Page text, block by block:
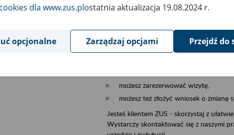
ZUS,
możesz złożyć wniosek o wydanie
masz dostęp do zwolnień lekarskich
Jeśli jesteś świadczeniobiorcą
masz dostęp m.in. do formularza
do formularza PIT 40A, czyli
możesz zarezerwować wizytę,
możesz też złożyć wniosek o zmianę
Jesteś klientem ZUS - skorzystaj z
Wystarczy skontaktować się z naszymi
dla www.zus.plostatnia aktualizacja 19.08.2024 r.
opcjonalne Zarządzaj opcjami Przejdź do